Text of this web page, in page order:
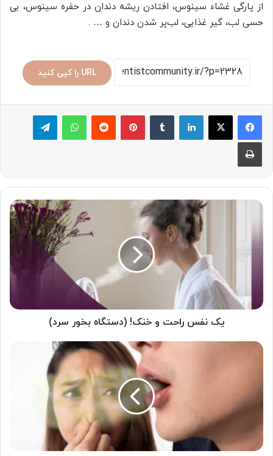
از پارگی غشاء سینوس، افتادن ریشه دندان در حفره سینوس، بی
حسی لب، گیر غذایی، لب‌پر شدن دندان و … .
URL را کپی کنید
لینکدین ‫تامبلر پینترست‫رددیت واتس آپ تلگرام
چاپ
یک
سرد)
یک نفس راحت و خنک! (دستگاه بخور سرد)
علت
و
چگونه
درمان